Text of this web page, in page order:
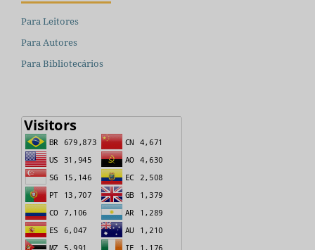
Para Leitores
Para Autores
Para Bibliotecários